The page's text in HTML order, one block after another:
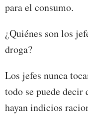
para el consumo.
¿Quiénes son los
droga?
Los jefes nunca
todo se puede decir
hayan indicios